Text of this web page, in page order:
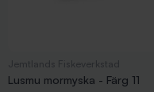
Lusmu mormyska - Färg 11